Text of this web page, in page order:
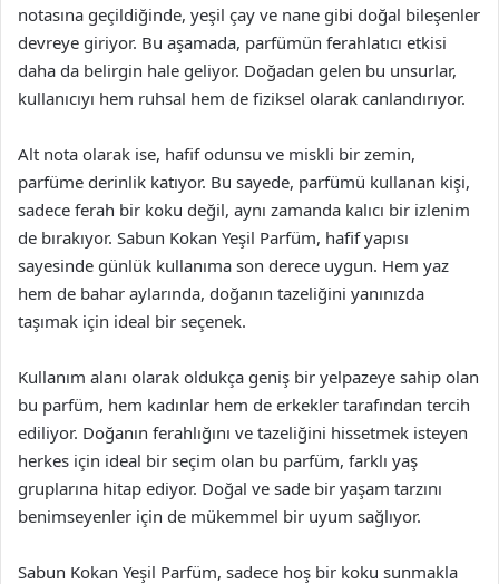
notasına geçildiğinde, yeşil çay ve nane gibi doğal bileşenler
devreye giriyor. Bu aşamada, parfümün ferahlatıcı etkisi
daha da belirgin hale geliyor. Doğadan gelen bu unsurlar,
kullanıcıyı hem ruhsal hem de fiziksel olarak canlandırıyor.
Alt nota olarak ise, hafif odunsu ve miskli bir zemin,
parfüme derinlik katıyor. Bu sayede, parfümü kullanan kişi,
sadece ferah bir koku değil, aynı zamanda kalıcı bir izlenim
de bırakıyor. Sabun Kokan Yeşil Parfüm, hafif yapısı
sayesinde günlük kullanıma son derece uygun. Hem yaz
hem de bahar aylarında, doğanın tazeliğini yanınızda
taşımak için ideal bir seçenek.
Kullanım alanı olarak oldukça geniş bir yelpazeye sahip olan
bu parfüm, hem kadınlar hem de erkekler tarafından tercih
ediliyor. Doğanın ferahlığını ve tazeliğini hissetmek isteyen
herkes için ideal bir seçim olan bu parfüm, farklı yaş
gruplarına hitap ediyor. Doğal ve sade bir yaşam tarzını
benimseyenler için de mükemmel bir uyum sağlıyor.
Sabun Kokan Yeşil Parfüm, sadece hoş bir koku sunmakla